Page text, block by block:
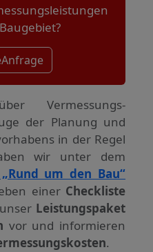
Vermessungs­
der Planung und
in der Regel
wir unter dem
um den Bau“
einer Checkliste
Leistungspaket
vor und informieren
.